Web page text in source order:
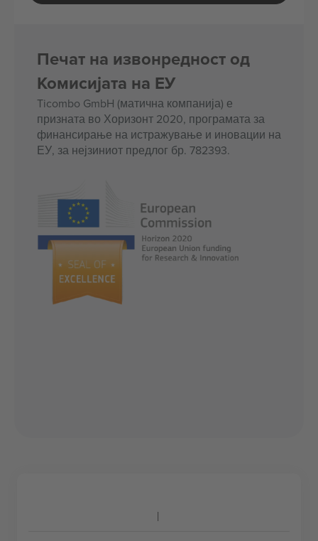
Печат на извонредност од
Комисијата на ЕУ
Ticombo GmbH (матична компанија) е
призната во Хоризонт 2020, програмата за
финансирање на истражување и иновации на
ЕУ, за нејзиниот предлог бр. 782393.